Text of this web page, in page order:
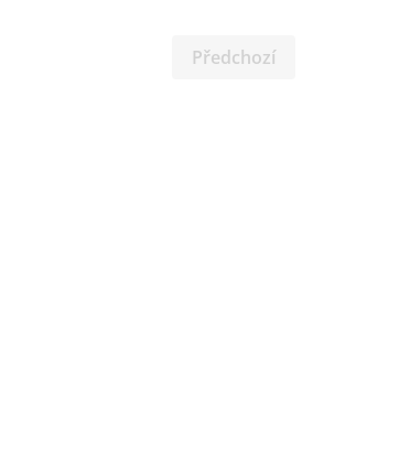
Předchozí